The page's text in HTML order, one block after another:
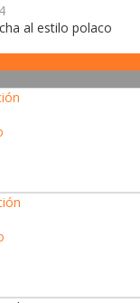
al estilo polaco